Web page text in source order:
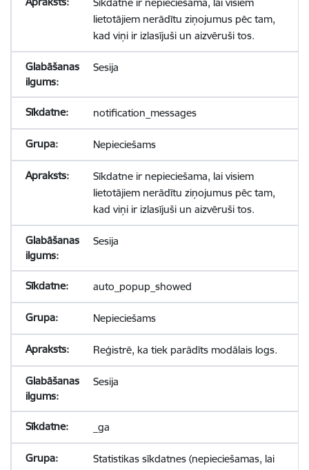
lietotājiem nerādītu ziņojumus pēc tam,
kad viņi ir izlasījuši un aizvēruši tos.
Sesija
notification_messages
Nepieciešams
Sīkdatne ir nepieciešama, lai visiem
lietotājiem nerādītu ziņojumus pēc tam,
kad viņi ir izlasījuši un aizvēruši tos.
Sesija
auto_popup_showed
Nepieciešams
Reģistrē, ka tiek parādīts modālais logs.
Sesija
_ga
Statistikas sīkdatnes (nepieciešamas, lai